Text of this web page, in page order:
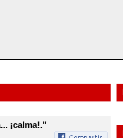
¡calma!."